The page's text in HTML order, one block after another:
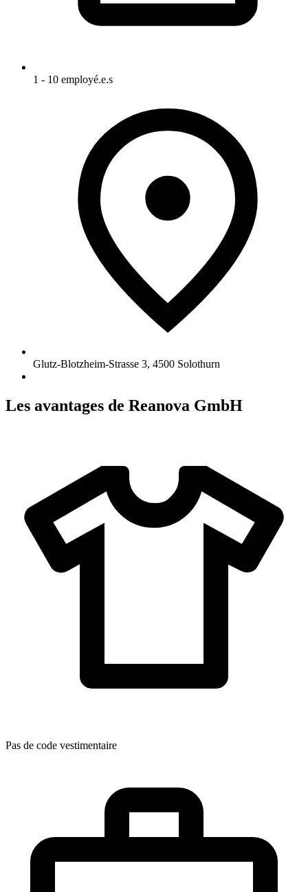
1 - 10 employé.e.s
Glutz-Blotzheim-Strasse 3, 4500 Solothurn
Les avantages de Reanova GmbH
Pas de code vestimentaire